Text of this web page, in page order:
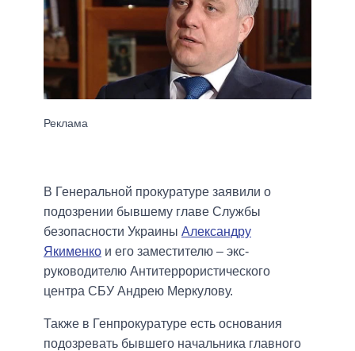
В Генеральной прокуратуре заявили о
подозрении бывшему главе Службы
безопасности Украины Александру
Якименко и его заместителю – экс-
руководителю Антитеррористического
центра СБУ Андрею Меркулову.
Также в Генпрокуратуре есть основания
подозревать бывшего начальника главного